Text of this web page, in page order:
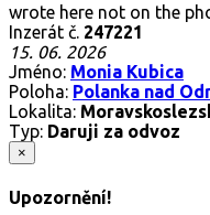
wrote here not on the
Inzerát č. 247221
15. 06. 2026
Jméno: Monia Kubica
Poloha: Polanka nad
Lokalita:
Typ: Daruji za odvoz
×
Upozornění!